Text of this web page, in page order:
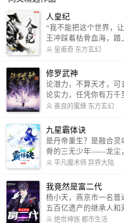
人皇纪
“我不能把这个世界，让给
王冲踩着枯骨血海，
倒，扶大厦之将倾，成就
微博：皇甫奇（地址：
87） QQ交流群：320238210【普通群】 574501330
【VIP订阅群
皇甫奇 东方玄幻
修罗武神
论潜力，不算天才，可
论实力，任凭你有万千
军。 我是谁？天下众生视我为修罗，却不知，我以
信公众号：善良的蜜蜂
善良的蜜蜂 东方玄幻
九星霸体诀
是丹帝重生？是融合灵
骨的三无少年——龙尘
术，修行神秘功法九星
勾搭各色美女，镇压恶鬼邪神。
尘一到，地吼天啸。龙
故事纯属虚构，如有雷
号入座，抓紧时间进群
平凡魔术师 异界大陆
我竟然是富二代
杨小天，燕京市一名普
五百亿遗产的继承人和
书，给我定制一套百亿富
绝世神族 都市生活